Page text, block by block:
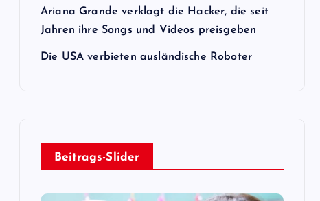
Ariana Grande verklagt die Hacker, die seit
Jahren ihre Songs und Videos preisgeben
Die USA verbieten ausländische Roboter
Beitrags-Slider